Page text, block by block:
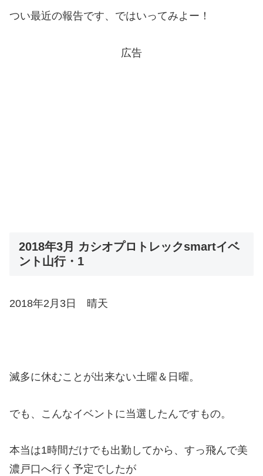
つい最近の報告です、ではいってみよー！
広告
2018年3月 カシオプロトレックsmartイベ
ント山行・1
2018年2月3日 晴天
滅多に休むことが出来ない土曜＆日曜。
でも、こんなイベントに当選したんですもの。
本当は1時間だけでも出勤してから、すっ飛んで美
濃戸口へ行く予定でしたが